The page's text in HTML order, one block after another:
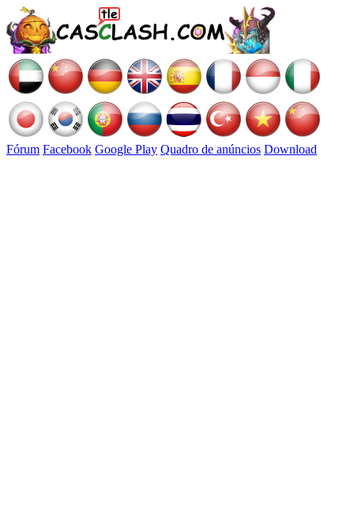
Fórum Facebook Google Play Quadro de anúncios Download